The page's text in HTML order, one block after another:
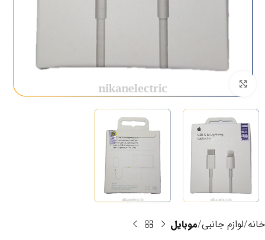
برای بزرگنمایی کلیک کنید
خانه لوازم جانبی موبایل